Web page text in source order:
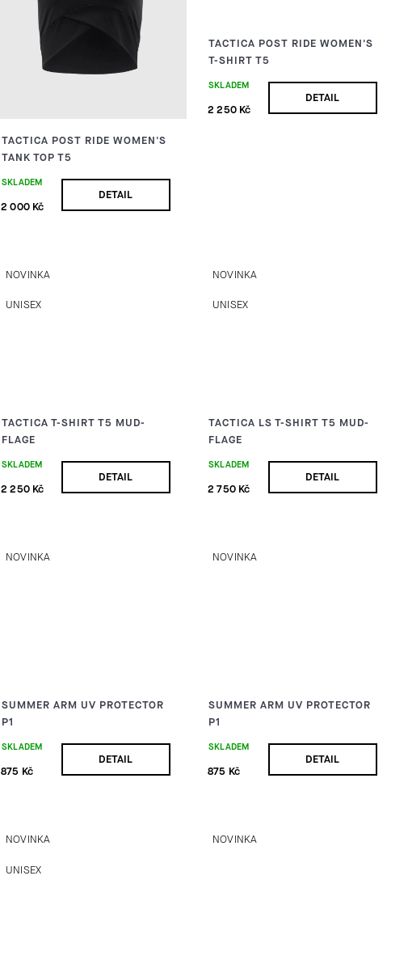
TACTICA POST RIDE WOMEN'S
TANK TOP T5
SKLADEM
2 000 Kč
DETAIL
TACTICA POST RIDE WOMEN'S
T-SHIRT T5
SKLADEM
2 250 Kč
DETAIL
NOVINKA
UNISEX
TACTICA T-SHIRT T5 MUD-
FLAGE
SKLADEM
2 250 Kč
DETAIL
NOVINKA
UNISEX
TACTICA LS T-SHIRT T5 MUD-
FLAGE
SKLADEM
2 750 Kč
DETAIL
NOVINKA
SUMMER ARM UV PROTECTOR
P1
SKLADEM
875 Kč
DETAIL
NOVINKA
SUMMER ARM UV PROTECTOR
P1
SKLADEM
875 Kč
DETAIL
NOVINKA
UNISEX
NOVINKA